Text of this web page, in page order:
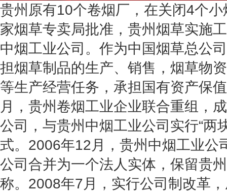
贵州原有10个卷烟厂，在关闭4个
家烟草专卖局批准，贵州烟草实施
中烟工业公司。作为中国烟草总公
担烟草制品的生产、销售，烟草物
等生产经营任务，承担国有资产保
月，贵州卷烟工业企业联合重组，
公司，与贵州中烟工业公司实行“两
式。2006年12月，贵州中烟工业公
公司合并为一个法人实体，保留贵
称。2008年7月，实行公司制改革